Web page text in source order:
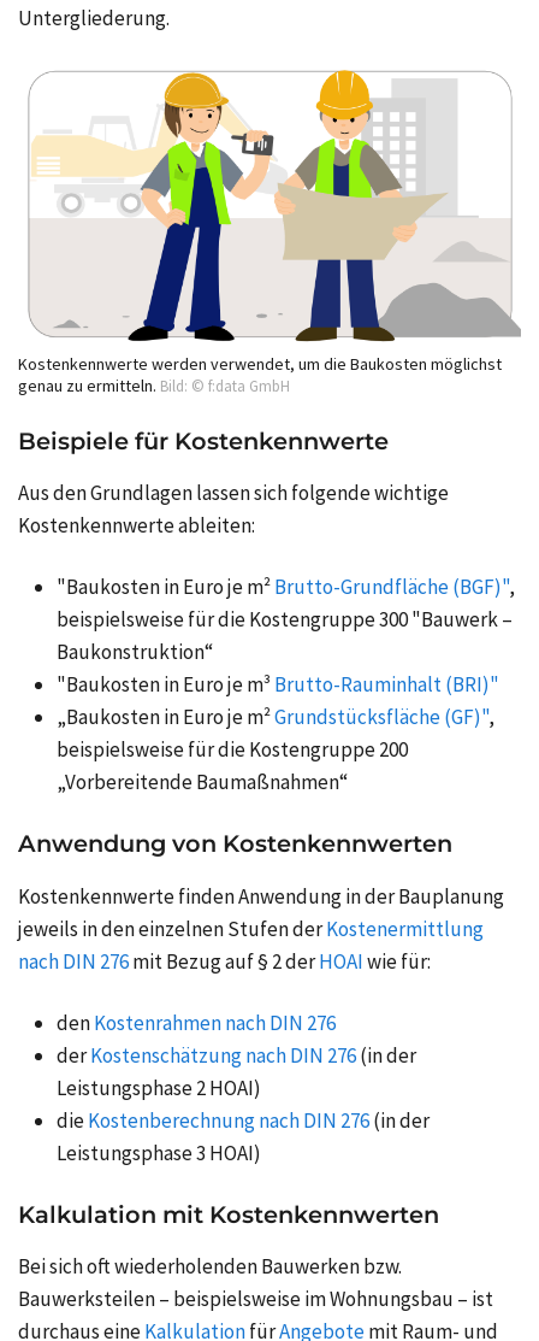
Untergliederung.
Kostenkennwerte werden verwendet, um die Baukosten möglichst
genau zu ermitteln. Bild: © f:data GmbH
Beispiele für Kostenkennwerte
Aus den Grundlagen lassen sich folgende wichtige
Kostenkennwerte ableiten:
"Baukosten in Euro je m²Brutto-Grundfläche (BGF)",
beispielsweise für die Kostengruppe 300 "Bauwerk –
Baukonstruktion“
"Baukosten in Euro je m³ Brutto-Rauminhalt (BRI)"
„Baukosten in Euro je m²Grundstücksfläche (GF)",
beispielsweise für die Kostengruppe 200
„Vorbereitende Baumaßnahmen“
Anwendung von Kostenkennwerten
Kostenkennwerte finden Anwendung in der Bauplanung
jeweils in den einzelnen Stufen derKostenermittlung
nach DIN 276mit Bezug auf § 2 derHOAIwie für:
denKostenrahmen nach DIN 276
derKostenschätzung nach DIN 276(in der
Leistungsphase 2 HOAI)
dieKostenberechnung nach DIN 276(in der
Leistungsphase 3 HOAI)
Kalkulation mit Kostenkennwerten
Bei sich oft wiederholenden Bauwerken bzw.
Bauwerksteilen – beispielsweise im Wohnungsbau – ist
durchaus eineKalkulationfürAngebotemit Raum- und